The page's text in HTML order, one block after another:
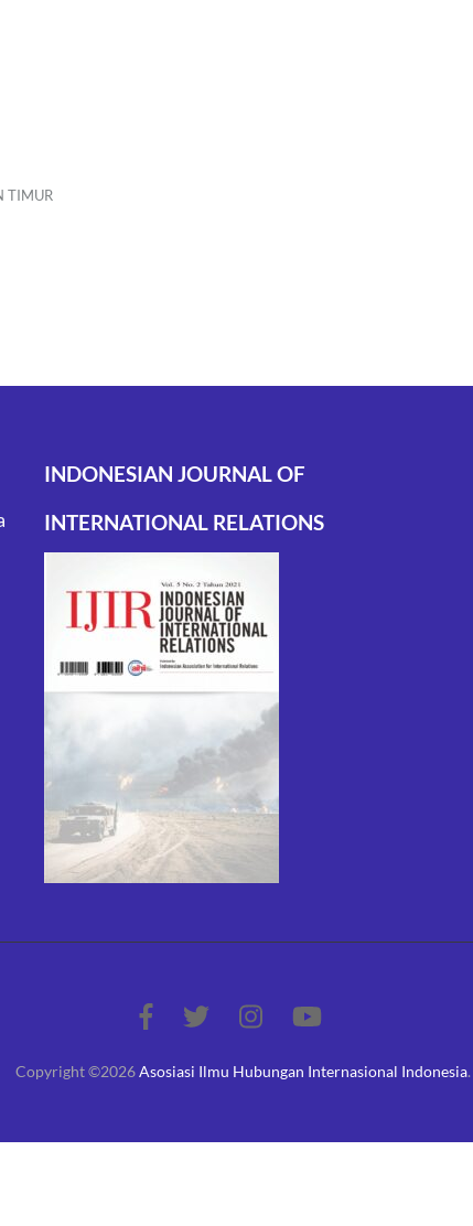
TIMUR
INDONESIAN JOURNAL OF
INTERNATIONAL RELATIONS
Copyright ©2026Asosiasi Ilmu Hubungan Internasional Indonesia.